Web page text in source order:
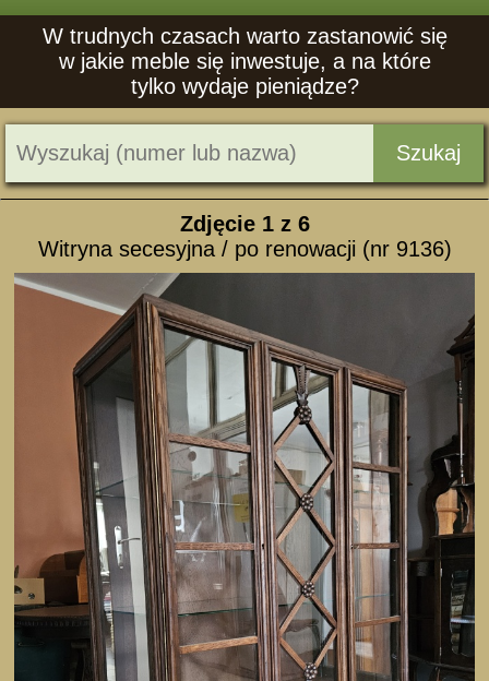
W trudnych czasach warto zastanowić się
w jakie meble się inwestuje, a na które
tylko wydaje pieniądze?
Szukaj
Zdjęcie 1z 6
Witryna secesyjna / po renowacji (nr 9136)